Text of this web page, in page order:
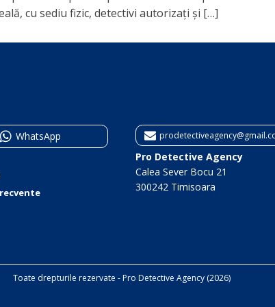
cu sediu fizic, detectivi autorizați și […]
WhatsApp
Pro Detective Agency
Calea Sever Bocu 21
300242 Timisoara
Toate drepturile rezervate - Pro Detective Agency (2026)